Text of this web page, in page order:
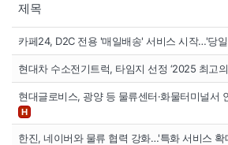
제목
카페24, D2C 전용 '매일배송' 서비스 시작…'당
현대차 수소전기트럭, 타임지 선정 ‘2025 최고
현대글로비스, 광양 등 물류센터·화물터미널서
H
한진, 네이버와 물류 협력 강화…'특화 서비스 확